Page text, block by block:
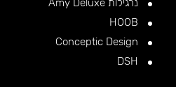
נרגילות Amy Deluxe